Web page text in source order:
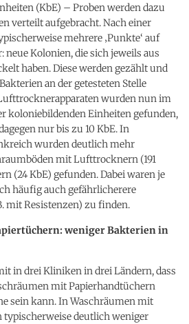
(KbE) – Proben werden dazu
verteilt aufgebracht. Nach einer
mehrere ‚Punkte‘ auf
neue Kolonien, die sich jeweils aus
haben. Diese werden gezählt und
an der getesteten Stelle
wurden nun im
koloniebildenden Einheiten gefunden,
nur bis zu 10 KbE. In
wurden deutlich mehr
mit Lufttrocknern (191
(24 KbE) gefunden. Dabei waren je
häufig auch gefährlicherere
mit Resistenzen) zu finden.
weniger Bakterien in
in drei Kliniken in drei Ländern, dass
mit Papierhandtüchern
sein kann. In Waschräumen mit
deutlich weniger